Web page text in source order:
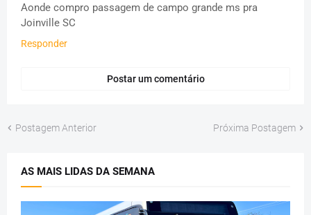
Aonde compro passagem de campo grande ms pra
Joinville SC
Responder
Postar um comentário
Postagem Anterior Próxima Postagem
AS MAIS LIDAS DA SEMANA